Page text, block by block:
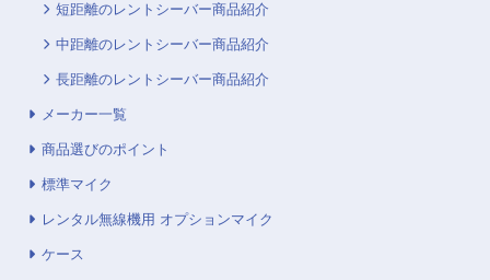
短距離のレントシーバー商品紹介
中距離のレントシーバー商品紹介
長距離のレントシーバー商品紹介
メーカー一覧
商品選びのポイント
標準マイク
レンタル無線機用 オプションマイク
ケース